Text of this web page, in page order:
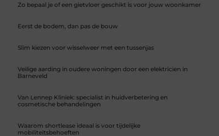
Zo bepaal je of een gietvloer geschikt is voor jouw woonkamer
Eerst de bodem, dan pas de bouw
Slim kiezen voor wisselweer met een tussenjas
Veilige aarding in oudere woningen door een elektricien in
Barneveld
Van Lennep Kliniek: specialist in huidverbetering en
cosmetische behandelingen
Waarom shortlease ideaal is voor tijdelijke
mobiliteitsbehoeften